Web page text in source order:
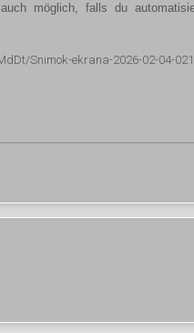
möglich, falls du
Snimok-ekrana-2026-02-04-